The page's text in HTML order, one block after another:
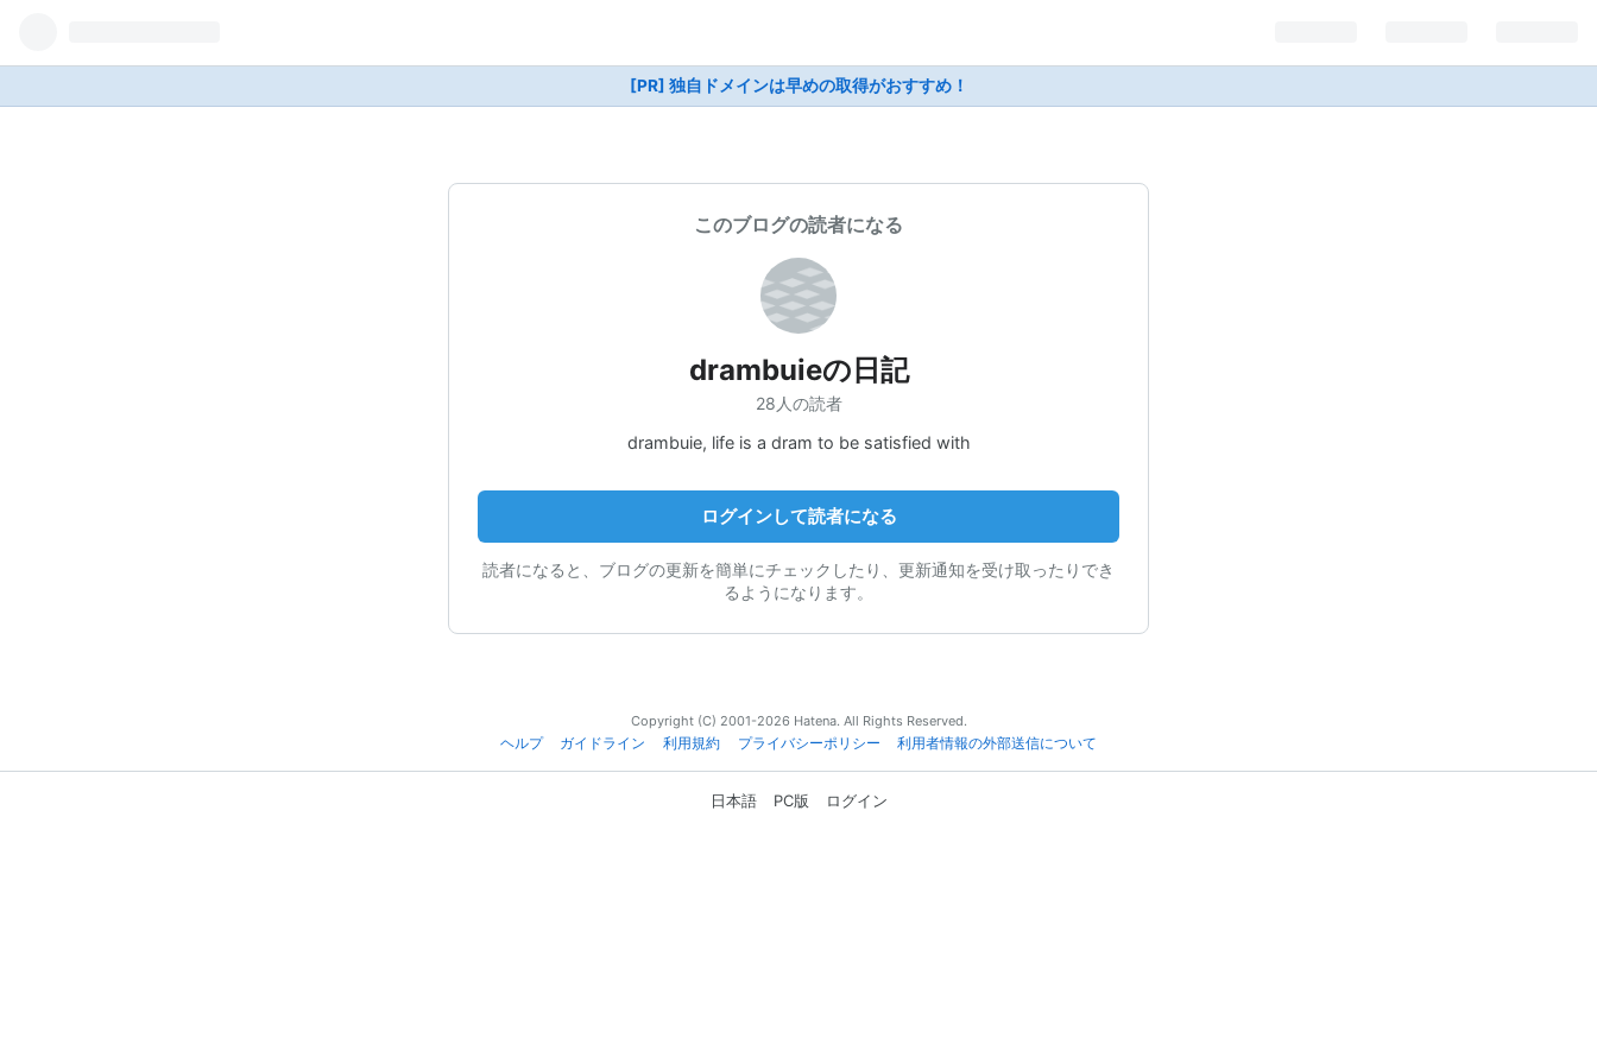
[PR] 独自ドメインは早めの取得がおすすめ！
このブログの読者になる
drambuieの日記
28人の読者
drambuie, life is a dram to be satisfied with
ログインして読者になる
読者になると、ブログの更新を簡単にチェックしたり、更新通知を受け取ったりでき
るようになります。
Copyright (C) 2001-2026 Hatena. All Rights Reserved.
ヘルプ
ガイドライン 利用規約 プライバシーポリシー 利用者情報の外部送信について
日本語 PC版 ログイン